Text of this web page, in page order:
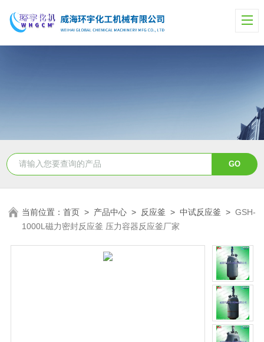
当前位置：首页 > 产品中心 > 反应釜 >中试反应釜 >GSH-
1000L磁力密封反应釜 压力容器反应釜厂家